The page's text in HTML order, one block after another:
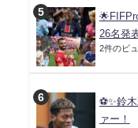
26名発
2件のビ
⚽✨鈴
ァー！